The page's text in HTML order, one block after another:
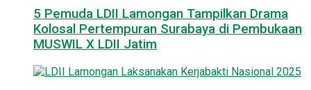
5 Pemuda LDII Lamongan Tampilkan Drama
Kolosal Pertempuran Surabaya di Pembukaan
MUSWIL X LDII Jatim